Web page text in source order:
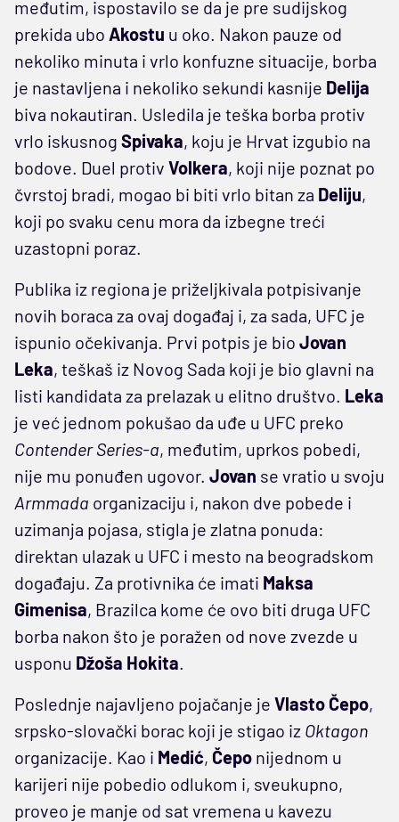
međutim, ispostavilo se da je pre sudijskog
prekida ubo Akostu u oko. Nakon pauze od
nekoliko minuta i vrlo konfuzne situacije, borba
je nastavljena i nekoliko sekundi kasnije Delija
biva nokautiran. Usledila je teška borba protiv
vrlo iskusnog Spivaka, koju je Hrvat izgubio na
bodove. Duel protiv Volkera, koji nije poznat po
čvrstoj bradi, mogao bi biti vrlo bitan za Deliju,
koji po svaku cenu mora da izbegne treći
uzastopni poraz.
Publika iz regiona je priželjkivala potpisivanje
novih boraca za ovaj događaj i, za sada, UFC je
ispunio očekivanja. Prvi potpis je bio Jovan
Leka, teškaš iz Novog Sada koji je bio glavni na
listi kandidata za prelazak u elitno društvo. Leka
je već jednom pokušao da uđe u UFC preko
Contender Series-a, međutim, uprkos pobedi,
nije mu ponuđen ugovor. Jovan se vratio u svoju
Armmada organizaciju i, nakon dve pobede i
uzimanja pojasa, stigla je zlatna ponuda:
direktan ulazak u UFC i mesto na beogradskom
događaju. Za protivnika će imati Maksa
Gimenisa, Brazilca kome će ovo biti druga UFC
borba nakon što je poražen od nove zvezde u
usponu Džoša Hokita.
Poslednje najavljeno pojačanje je Vlasto Čepo,
srpsko-slovački borac koji je stigao iz Oktagon
organizacije. Kao i Medić, Čepo nijednom u
karijeri nije pobedio odlukom i, sveukupno,
proveo je manje od sat vremena u kavezu